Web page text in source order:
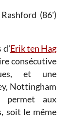
(86')
d'Erik ten Hag
consécutive
et une
Nottingham
permet aux
soit le même